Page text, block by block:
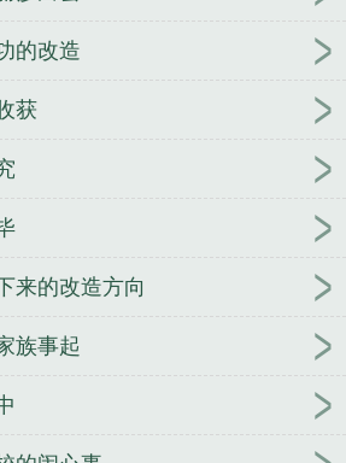
的改造
获
来的改造方向
族事起